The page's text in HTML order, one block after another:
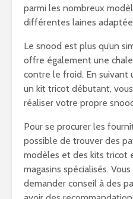
parmi les nombreux
différentes laines
Le snood est plus qu’un
offre également une
contre le froid. En
un kit tricot débutant,
réaliser votre propre
Pour se procurer les
possible de trouver des
modèles et des kits tricot
magasins spécialisés.
demander conseil à des